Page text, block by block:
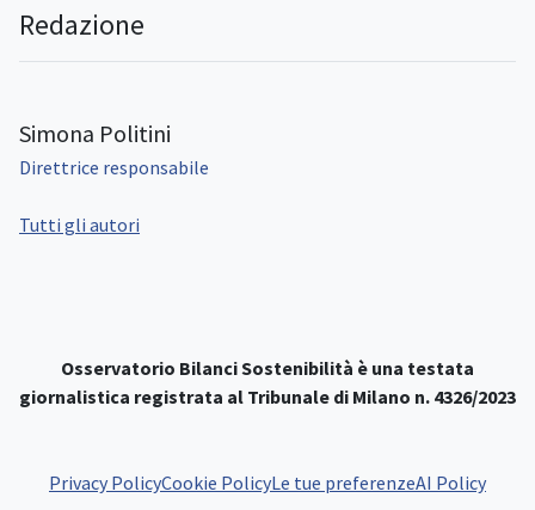
Redazione
Simona Politini
Direttrice responsabile
Tutti gli autori
Osservatorio Bilanci Sostenibilità è una testata
giornalistica registrata al Tribunale di Milano n. 4326/2023
Privacy PolicyCookie PolicyLe tue preferenzeAI Policy